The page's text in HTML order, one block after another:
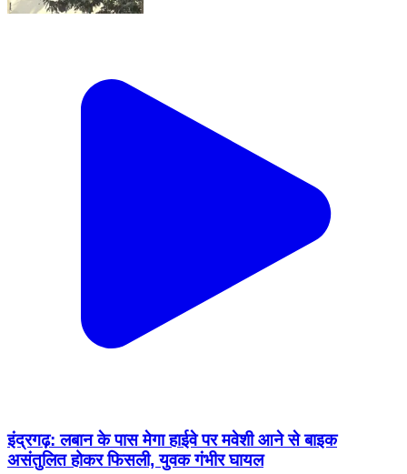
इंद्रगढ़: लबान के पास मेगा हाईवे पर मवेशी आने से बाइक
असंतुलित होकर फिसली, युवक गंभीर घायल